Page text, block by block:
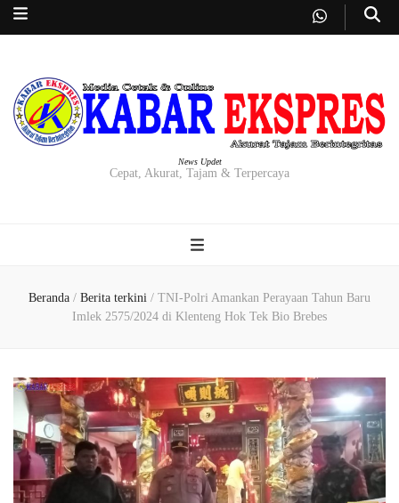
News Updet
Cepat, Akurat, Tajam & Terpercaya
Beranda / Berita terkini / TNI-Polri Amankan Perayaan Tahun Baru
Imlek 2575/2024 di Klenteng Hok Tek Bio Brebes